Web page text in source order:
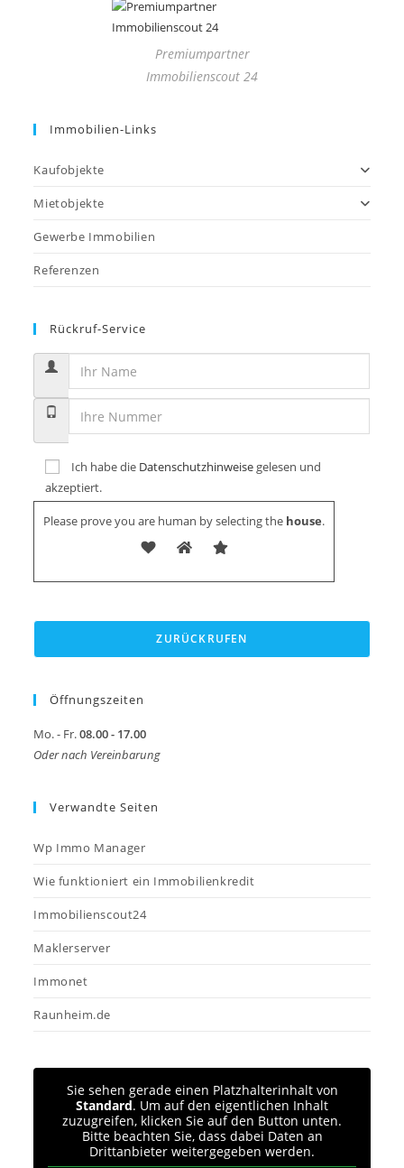
Premiumpartner
Immobilienscout 24
Immobilien-Links
Kaufobjekte
Mietobjekte
Gewerbe Immobilien
Referenzen
Rückruf-Service
Ich habe die Datenschutzhinweise gelesen und
akzeptiert.
Please prove you are human by selecting the house.
Öffnungszeiten
Mo. - Fr.08.00 - 17.00
Oder nach Vereinbarung
Verwandte Seiten
Wp Immo Manager
Wie funktioniert ein Immobilienkredit
Immobilienscout24
Maklerserver
Immonet
Raunheim.de
Sie sehen gerade einen Platzhalterinhalt von
Standard. Um auf den eigentlichen Inhalt
zuzugreifen, klicken Sie auf den Button unten.
Bitte beachten Sie, dass dabei Daten an
Drittanbieter weitergegeben werden.